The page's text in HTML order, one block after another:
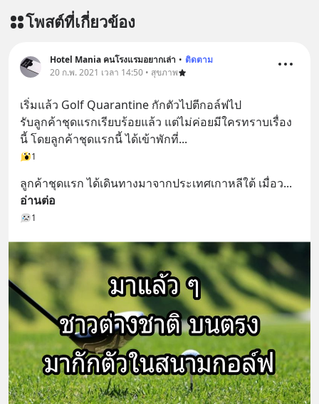
โพสต์ที่เกี่ยวข้อง
Hotel Mania คนโรงแรมอยากเล่า • ติดตาม
20 ก.พ. 2021 เวลา 14:50 • สุขภาพ
เริ่มแล้ว Golf Quarantine กักตัวไปตีกอล์ฟไป
รับลูกค้าชุดแรกเรียบร้อยแล้ว แต่ไม่ค่อยมีใครทราบเรื่อง
นี้ โดยลูกค้าชุดแรกนี้ ได้เข้าพักที่...
1
ลูกค้าชุดแรก ได้เดินทางมาจากประเทศเกาหลีใต้ เมื่อว
อ่านต่อ
1